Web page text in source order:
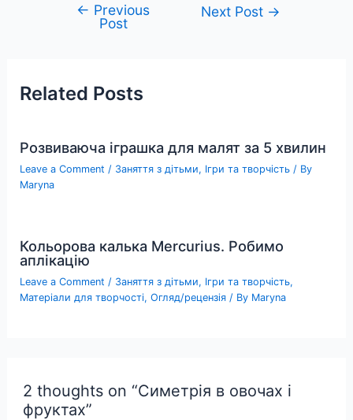
navigation
← Previous
Post
Next Post →
Related Posts
Розвиваюча іграшка для малят за 5 хвилин
Leave a Comment / Заняття з дітьми, Ігри та творчість / By
Maryna
Кольорова калька Mercurius. Робимо
аплікацію
Leave a Comment / Заняття з дітьми, Ігри та творчість,
Матеріали для творчості,Огляд/рецензія / By Maryna
2 thoughts on “Симетрія в овочах і
фруктах”